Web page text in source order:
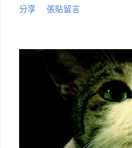
分享 張貼留言